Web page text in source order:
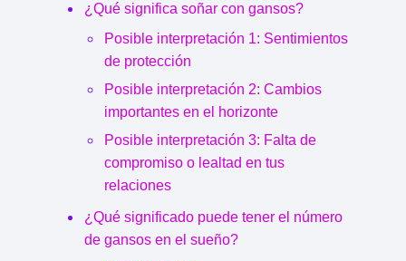
¿Qué significa soñar con gansos?
Posible interpretación 1: Sentimientos
de protección
Posible interpretación 2: Cambios
importantes en el horizonte
Posible interpretación 3: Falta de
compromiso o lealtad en tus
relaciones
¿Qué significado puede tener el número
de gansos en el sueño?